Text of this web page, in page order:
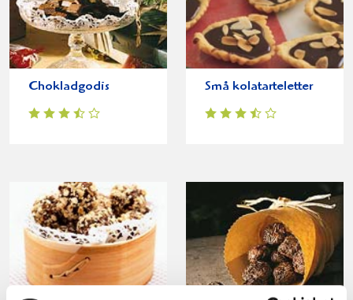
Chokladgodis Små kolatarteletter